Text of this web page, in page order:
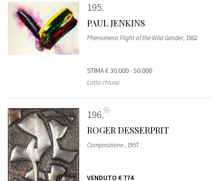
195
PAUL JENKINS
Phenomena Flight of the Wild Gander, 1982
STIMA€ 30.000 - 50.000
Lotto chiuso
196
ROGER DESSERPRIT
Composizione, 1957
VENDUTO € 774